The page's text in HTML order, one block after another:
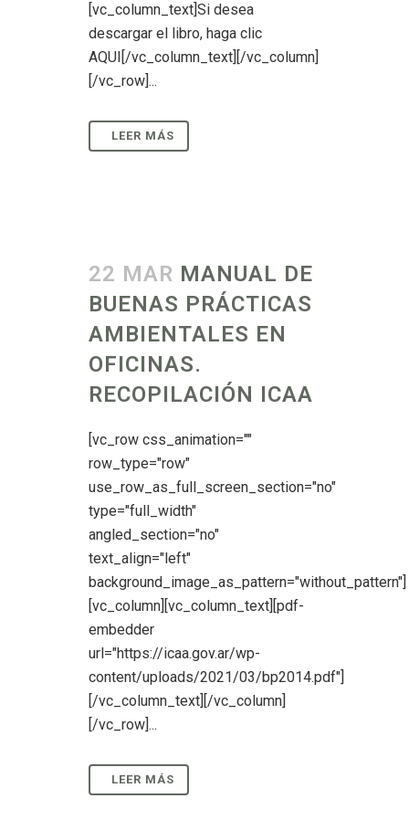
[vc_column_text]Si desea
descargar el libro, haga clic
AQUI[/vc_column_text][/vc_column]
[/vc_row]...
22 MAR MANUAL DE
BUENAS PRÁCTICAS
AMBIENTALES EN
OFICINAS.
RECOPILACIÓN ICAA
[vc_row css_animation=""
row_type="row"
use_row_as_full_screen_section="no"
type="full_width"
angled_section="no"
text_align="left"
background_image_as_pattern="without_pattern"]
[vc_column][vc_column_text][pdf-
embedder
url="https://icaa.gov.ar/wp-
content/uploads/2021/03/bp2014.pdf"]
[/vc_column_text][/vc_column]
[/vc_row]...